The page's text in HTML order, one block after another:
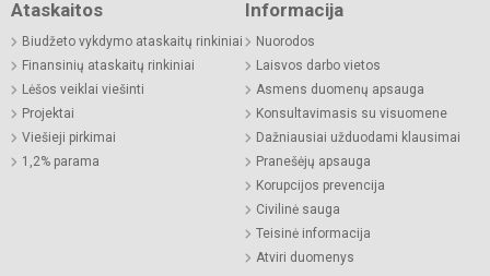
Ataskaitos
Biudžeto vykdymo ataskaitų rinkiniai
Finansinių ataskaitų rinkiniai
Lėšos veiklai viešinti
Projektai
Viešieji pirkimai
1,2% parama
Informacija
Nuorodos
Laisvos darbo vietos
Asmens duomenų apsauga
Konsultavimasis su visuomene
Dažniausiai užduodami klausimai
Pranešėjų apsauga
Korupcijos prevencija
Civilinė sauga
Teisinė informacija
Atviri duomenys